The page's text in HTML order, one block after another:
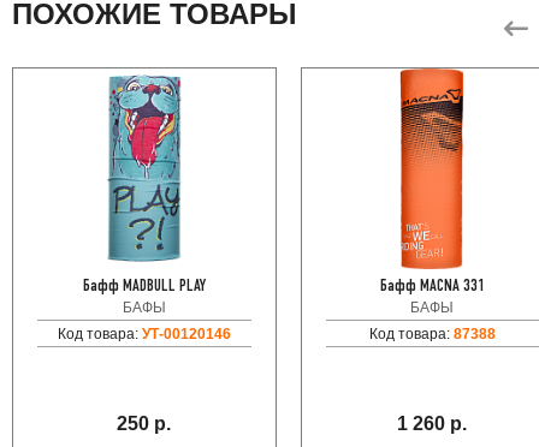
ПОХОЖИЕ ТОВАРЫ
Бафф MADBULL PLAY
БАФЫ
Код товара: УТ-00120146
250 р.
Бафф MACNA 331
БАФЫ
Код товара: 87388
1 260 р.